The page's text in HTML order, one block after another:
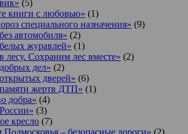
(5)
книги с любовью» (1)
специального назначения» (9)
автомобиля» (2)
журавлей» (1)
лесу. Сохраним лес вместе» (2)
дел» (2)
дверей» (6)
жертв ДТП» (1)
добра» (4)
(3)
кресло (7)
Подмосковья – безопасные дороги» (2)